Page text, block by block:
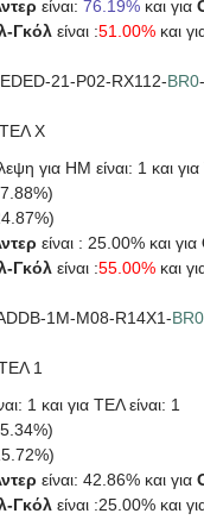
είναι: 76.19% και για
Γκόλ είναι :51.00% και
21-P02-RX112-BR0
X
για HΜ είναι: 1 και για
είναι : 25.00% και για
Γκόλ είναι :55.00% και
1M-M08-R14X1-BR0
1
1 και για ΤΕΛ είναι: 1
είναι: 42.86% και για
Γκόλ είναι :25.00% και